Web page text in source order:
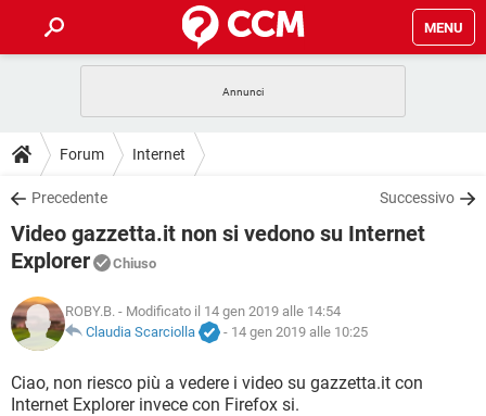
MENU
INTRATTENIMENTO
iOS
INSTAGRAM WHATSAPP
TIKTOK
HARDWARE
GUIDE
COVID-19
iOS
TIKTOK FACEBOOK
DOWNLOAD
COVID-19 GAMING
INTRATTENIMENTO
iOS WINDOWS 10
INSTAGRAM
TIKTOK FACEBOOK
FORUM
INTRATTENIMENTO ANDROID
INSTAGRAM WHATSAPP
GLOSSARIO
COVID-19
INTRATTENIMENTO ANDROID
Forum Internet
Precedente Successivo
Video gazzetta.it non si vedono su Internet
Explorer
Chiuso
ROBY.B. - Modificato il 14 gen 2019 alle 14:54
Claudia Scarciolla
- 14 gen 2019 alle 10:25
Ciao, non riesco più a vedere i video su gazzetta.it con
Internet Explorer invece con Firefox si.